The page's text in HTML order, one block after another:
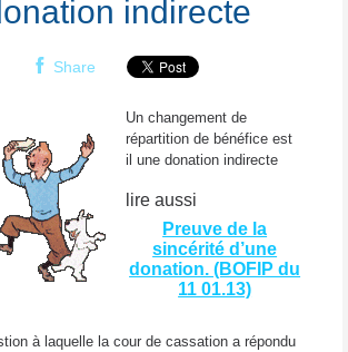
indirecte
Share
Un changement de
répartition de bénéfice est
il une donation indirecte
lire aussi
Preuve de la
sincérité d’une
donation. (BOFIP du
11 01.13)
à laquelle la cour de cassation a répondu